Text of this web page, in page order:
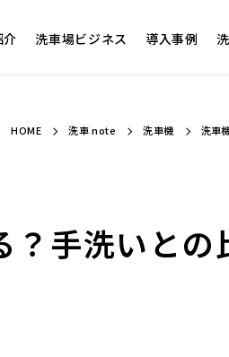
介 洗車場ビジネス 導入事例
HOME 洗車 note 洗車機 洗車
？手洗いとの